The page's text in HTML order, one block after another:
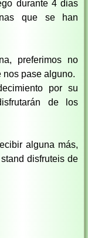
durante 4 dias
que se han
preferimos no
nos pase alguno.
por su
de los
alguna más,
disfruteis de